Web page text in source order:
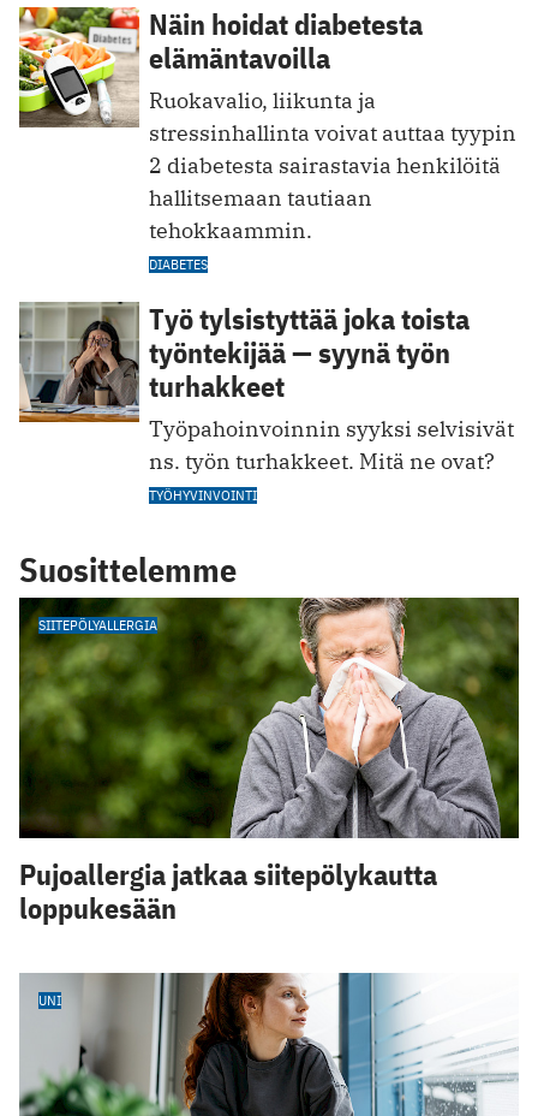
Näin hoidat diabetesta
elämäntavoilla
Ruokavalio, liikunta ja
stressinhallinta voivat auttaa tyypin
2 diabetesta sairastavia henkilöitä
hallitsemaan tautiaan
tehokkaammin.
DIABETES
Työ tylsistyttää joka toista
työntekijää — syynä työn
turhakkeet
Työpahoinvoinnin syyksi se lvisivät
ns. työn turhakkeet. Mitä ne ovat?
TYÖHYVINVOINTI
Suosittelemme
SIITEPÖLYALLERGIA
Pujoallergia jatkaa siitepölykautta
loppukesään
UNI